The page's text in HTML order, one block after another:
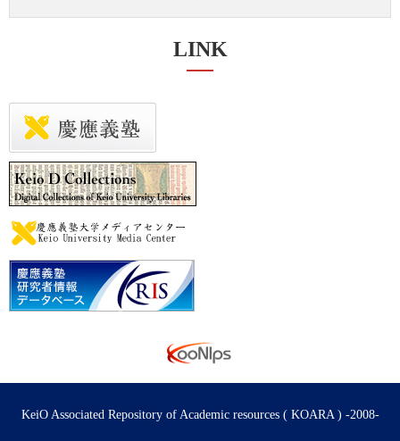
LINK
KeiO Associated Repository of Academic resources ( KOARA ) -2008-